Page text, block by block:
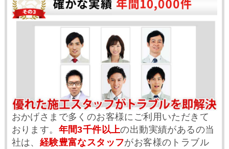
おかげさまで多くのお客様にご利用いただきて
おります。 年間3千件以上の出動実績があるの当
社は、 経験豊富なスタッフがお客様のトラブル